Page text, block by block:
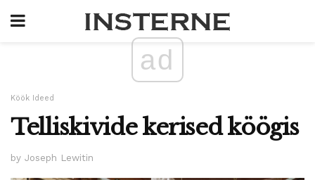
ad
Köök Ideed
Telliskivide kerised köögis
by Joseph Lewitin